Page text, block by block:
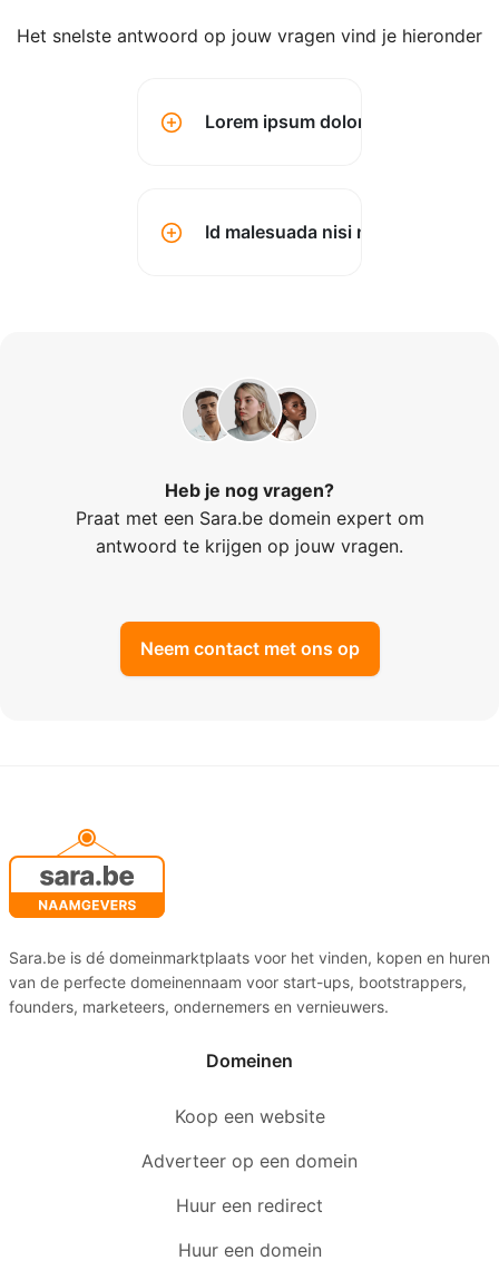
Het snelste antwoord op jouw vragen vind je hieronder
Lorem ipsum dolor sit amet
Id malesuada nisi montes?
Heb je nog vragen?
Praat met een Sara.be domein expert om
antwoord te krijgen op jouw vragen.
Neem contact met ons op
Sara.be is dé domeinmarktplaats voor het vinden, kopen en huren
van de perfecte domeinennaam voor start-ups, bootstrappers,
founders, marketeers, ondernemers en vernieuwers.
Domeinen
Koop een website
Adverteer op een domein
Huur een redirect
Huur een domein